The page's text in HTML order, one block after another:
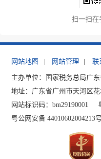
扫一扫在
网站地图 网站管理 联
主办单位：国家税务总局广
地址：广东省广州市天河区花
网站标识码：bm29190001
粤公网安备 44010602004213号